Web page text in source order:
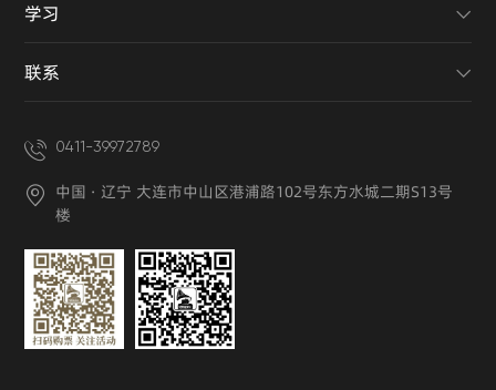
0411-39972789
中国 · 辽宁 大连市中山区港浦路102号东方水城二期S13号
楼
学习
联系